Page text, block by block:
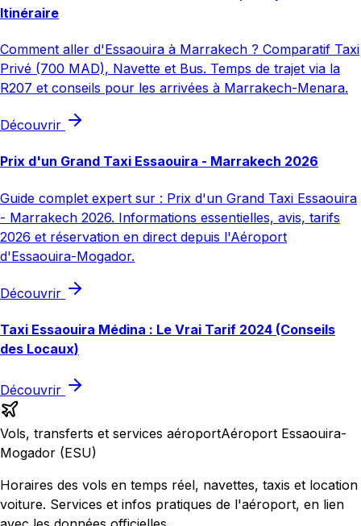
Itinéraire
Comment aller d'Essaouira à Marrakech ? Comparatif Taxi
Privé (700 MAD), Navette et Bus. Temps de trajet via la
R207 et conseils pour les arrivées à Marrakech-Menara.
Découvrir
Prix d'un Grand Taxi Essaouira - Marrakech 2026
Guide complet expert sur : Prix d'un Grand Taxi Essaouira
- Marrakech 2026. Informations essentielles, avis, tarifs
2026 et réservation en direct depuis l'Aéroport
d'Essaouira-Mogador.
Découvrir
Taxi Essaouira Médina : Le Vrai Tarif 2024 (Conseils
des Locaux)
Découvrir
Vols, transferts et services aéroportAéroport Essaouira-
Mogador (ESU)
Horaires des vols en temps réel, navettes, taxis et location
voiture. Services et infos pratiques de l'aéroport, en lien